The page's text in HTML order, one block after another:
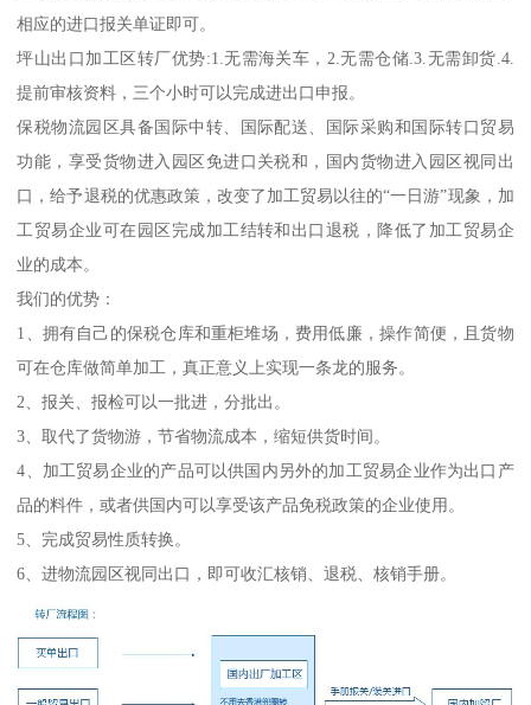
相应的进口报关单证即可。
坪山出口加工区转厂优势:1.无需海关车，2.无需仓储.3.无需卸货.4.
提前审核资料，三个小时可以完成进出口申报。
保税物流园区具备国际中转、国际配送、国际采购和国际转口贸易
功能，享受货物进入园区免进口关税和，国内货物进入园区视同出
口，给予退税的优惠政策，改变了加工贸易以往的“一日游”现象，加
工贸易企业可在园区完成加工结转和出口退税，降低了加工贸易企
业的成本。
我们的优势：
1、拥有自己的保税仓库和重柜堆场，费用低廉，操作简便，且货物
可在仓库做简单加工，真正意义上实现一条龙的服务。
2、报关、报检可以一批进，分批出。
3、取代了货物游，节省物流成本，缩短供货时间。
4、加工贸易企业的产品可以供国内另外的加工贸易企业作为出口产
品的料件，或者供国内可以享受该产品免税政策的企业使用。
5、完成贸易性质转换。
6、进物流园区视同出口，即可收汇核销、退税、核销手册。